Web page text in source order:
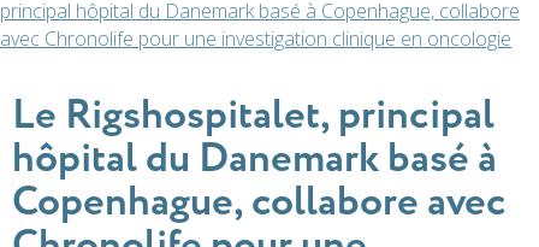
principal hôpital du Danemark basé à Copenhague, collabore
avec Chronolife pour une investigation clinique en oncologie
Le Rigshospitalet, principal
hôpital du Danemark basé à
Copenhague, collabore avec